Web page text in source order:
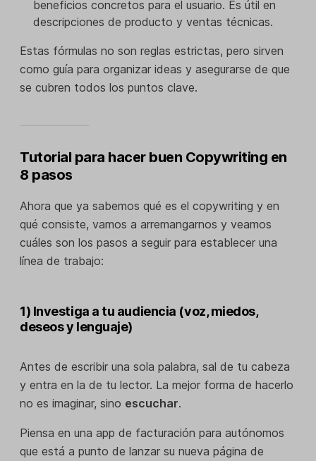
beneficios concretos para el usuario. Es útil en
descripciones de producto y ventas técnicas.
Estas fórmulas no son reglas estrictas, pero sirven
como guía para organizar ideas y asegurarse de que
se cubren todos los puntos clave.
Tutorial para hacer buen Copywriting en
8 pasos
Ahora que ya sabemos qué es el copywriting y en
qué consiste, vamos a arremangarnos y veamos
cuáles son los pasos a seguir para establecer una
línea de trabajo:
1) Investiga a tu audiencia (voz, miedos,
deseos y lenguaje)
Antes de escribir una sola palabra, sal de tu cabeza
y entra en la de tu lector. La mejor forma de hacerlo
no es imaginar, sino escuchar.
Piensa en una app de facturación para autónomos
que está a punto de lanzar su nueva página de